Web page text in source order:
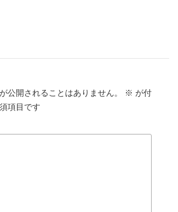
公開されることはありません。 ※ が付
項目です